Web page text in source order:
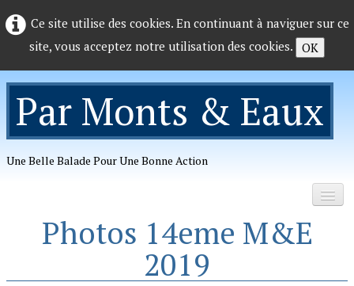
Ce site utilise des cookies. En continuant à naviguer sur ce
site, vous acceptez notre utilisation des cookies. OK
Par Monts & Eaux
Une Belle Balade Pour Une Bonne Action
AccueilPhotos 14eme M&E
2019